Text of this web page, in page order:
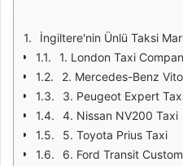
İngiltere'nin Ünlü Taksi
1. London Taxi
2. Mercedes-Benz
3. Peugeot Expert
4. Nissan NV200 Taxi
5. Toyota Prius Taxi
6. Ford Transit